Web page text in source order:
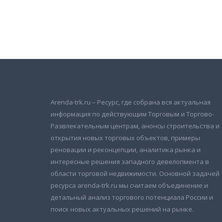
Arenda-trk.ru – Ресурс, где собрана вся актуальная
информация по действующим Торговым и Торгово-
Развлекательным центрам, анонсы строительства и
открытия новых торговых объектов, примеры
реновации и реконцепции, аналитика рынка и
интересные решения западного девелопмента в
области торговой недвижимости. Основной задачей
ресурса arenda-trk.ru мы считаем объединение и
детальный анализ торгового потенциала России и
поиск новых актуальных решений на рынке.